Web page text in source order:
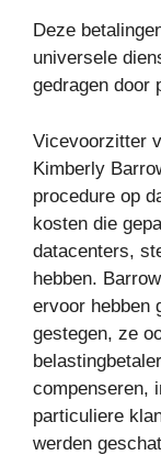
Deze
universele
gedragen door
Vicevoorzitter
Kimberly
procedure op
kosten die
datacenters,
hebben.
ervoor hebben
gestegen, ze
compenseren,
particuliere
werden